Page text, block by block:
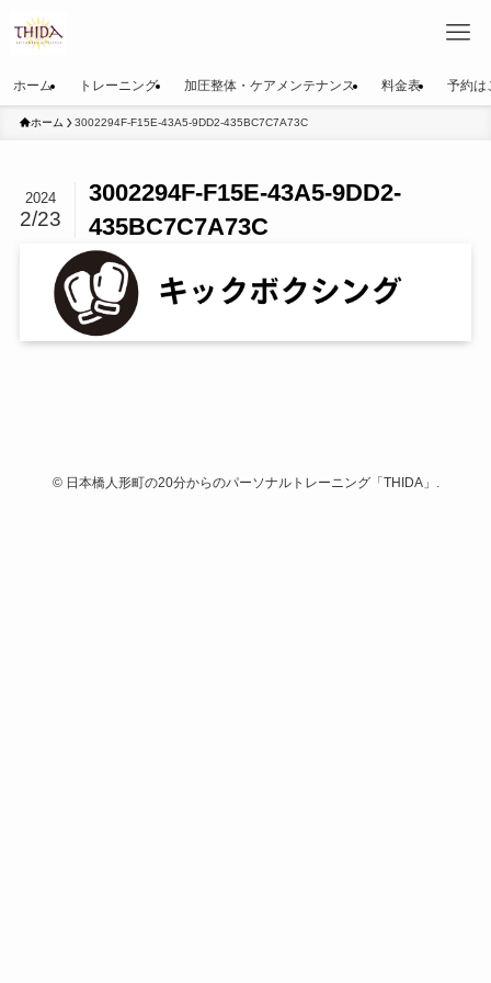
ホーム トレーニング 加圧整体・ケアメンテナンス 料金表 予約は
ホーム 3002294F-F15E-43A5-9DD2-435BC7C7A73C
3002294F-F15E-43A5-9DD2-
435BC7C7A73C
2024
2/23
©日本橋人形町の20分からのパーソナルトレーニング「THIDA」.